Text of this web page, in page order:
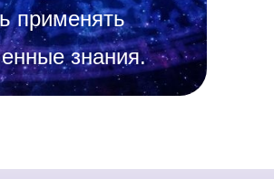
применять
знания.